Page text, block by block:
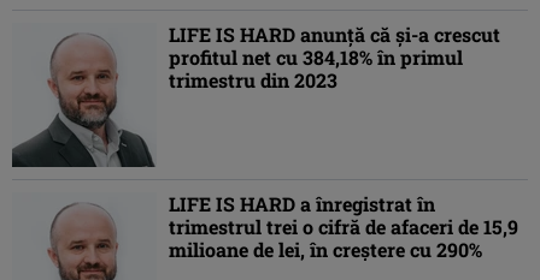
LIFE IS HARD anunță că și-a crescut
profitul net cu 384,18% în primul
trimestru din 2023
LIFE IS HARD a înregistrat în
trimestrul trei o cifră de afaceri de 15,9
milioane de lei, în creștere cu 290%